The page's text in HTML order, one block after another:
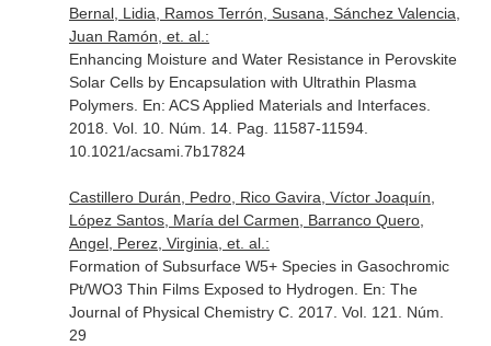
Bernal, Lidia, Ramos Terrón, Susana, Sánchez Valencia,
Juan Ramón, et. al.:
Enhancing Moisture and Water Resistance in Perovskite
Solar Cells by Encapsulation with Ultrathin Plasma
Polymers. En: ACS Applied Materials and Interfaces.
2018. Vol. 10. Núm. 14. Pag. 11587-11594.
10.1021/acsami.7b17824
Castillero Durán, Pedro, Rico Gavira, Víctor Joaquín,
López Santos, María del Carmen, Barranco Quero,
Angel, Perez, Virginia, et. al.:
Formation of Subsurface W5+ Species in Gasochromic
Pt/WO3 Thin Films Exposed to Hydrogen. En: The
Journal of Physical Chemistry C. 2017. Vol. 121. Núm.
29